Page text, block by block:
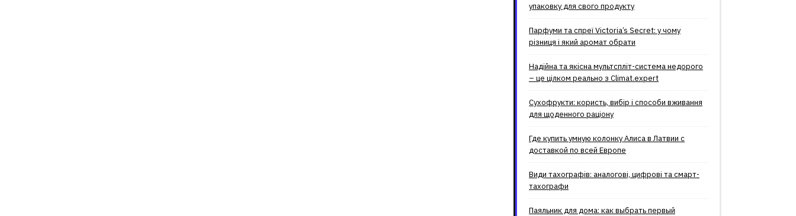
упаковку для свого продукту
Парфуми та спреї Victoria’s Secret: у чому
різниця і який аромат обрати
Надійна та якісна мультспліт-система недорого
– це цілком реально з Climat.еxpert
Сухофрукти: користь, вибір і способи вживання
для щоденного раціону
Где купить умную колонку Алиса в Латвии с
доставкой по всей Европе
Види тахографів: аналогові, цифрові та смарт-
тахографи
Паяльник для дома: как выбрать первый